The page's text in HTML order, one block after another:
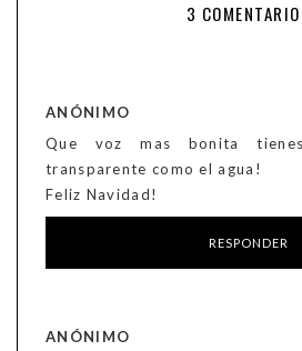
3
ANÓNIMO
Que voz mas bonita
transparente como el agua!
Feliz Navidad!
RESPONDER
ANÓNIMO